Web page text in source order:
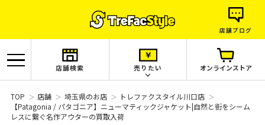
店舗ブログ
店舗検索 売りたい オンラインストア
TOP 店舗 埼玉県のお店
トレファクスタイル川口店
【Patagonia / パタゴニア】ニューマティックジャケット|自然と街をシーム
レスに繋ぐ名作アウターの買取入荷